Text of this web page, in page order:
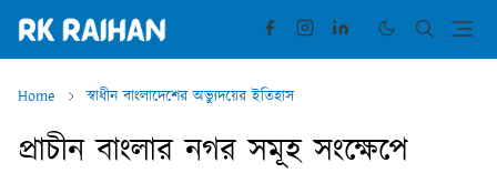
Home স্বাধীন বাংলাদেশের অভ্যুদয়ের ইতিহাস
প্রাচীন বাংলার নগর সমূহ সংক্ষেপে